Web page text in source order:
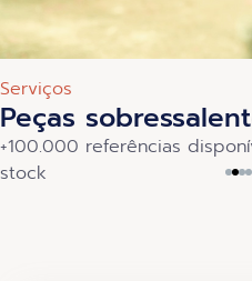
Serviços
Peças
+100.000 referências
stock